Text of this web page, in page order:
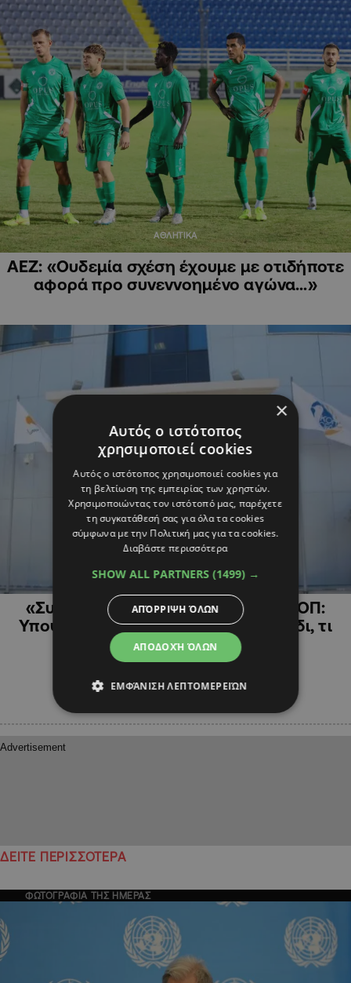
ΑΘΛΗΤΙΚΑ
ΑΕΖ: «Ουδεμία σχέση έχουμε με οτιδήποτε
αφορά προ συνεννοημένο αγώνα…»
ΑΘΛΗΤΙΚΑ
«Συναγερμός» σε Αστυνομία και ΚΟΠ:
Υποψίες για χειραγωγημένο παιχνίδι, τι
ζητούν οι Αρχές
ΔΕΙΤΕ ΠΕΡΙΣΣΟΤΕΡΑ
ΦΩΤΟΓΡΑΦΙΑ ΤΗΣ ΗΜΕΡΑΣ
×
Αυτός ο ιστότοπος
χρησιμοποιεί cookies
Αυτός ο ιστότοπος χρησιμοποιεί cookies για
τη βελτίωση της εμπειρίας των χρηστών.
Χρησιμοποιώντας τον ιστότοπό μας, παρέχετε
τη συγκατάθεσή σας για όλα τα cookies
σύμφωνα με την Πολιτική μας για τα cookies.
Διαβάστε περισσότερα
SHOW ALL PARTNERS (1499) →
ΑΠΟΔΟΧΉ ΌΛΩΝ
ΑΠΌΡΡΙΨΗ ΌΛΩΝ
ΕΜΦΆΝΙΣΗ ΛΕΠΤΟΜΕΡΕΙΏΝ